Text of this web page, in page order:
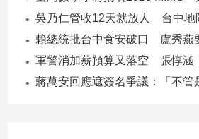
戲
運
動
寵